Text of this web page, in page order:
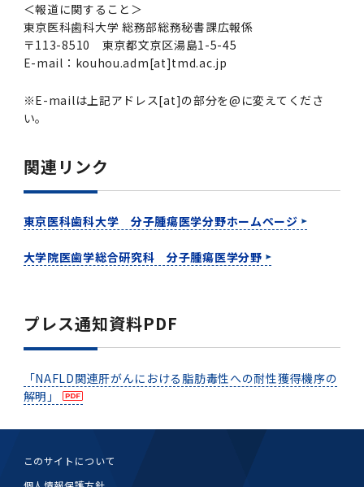
＜報道に関すること＞
東京医科歯科大学 総務部総務秘書課広報係
〒113-8510 東京都文京区湯島1-5-45
E-mail：kouhou.adm[at]tmd.ac.jp
※E-mailは上記アドレス[at]の部分を@に変えてくださ
い。
関連リンク
東京医科歯科大学 分子腫瘍医学分野ホームページ
大学院医歯学総合研究科 分子腫瘍医学分野
プレス通知資料PDF
「NAFLD関連肝がんにおける脂肪毒性への耐性獲得機序の
解明」
このサイトについて